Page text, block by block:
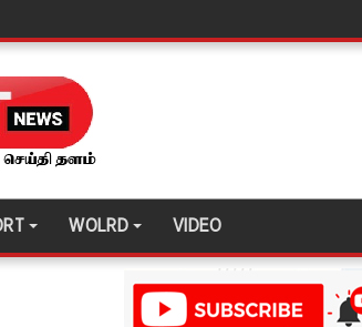
சந்தேகநபர்கள் 62 ஆக உயர்வு
அபாய எச்சரிக்கை!
கைதி ஒருவர் பலி!
- முப்படையினருக்கு விடுக்கப்பட்ட அறிவிப்பு!
WOLRD VIDEO